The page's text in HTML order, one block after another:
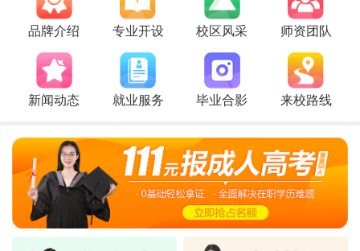
品牌介绍 专业开设 校区风采 师资团队
新闻动态 就业服务 毕业合影 来校路线